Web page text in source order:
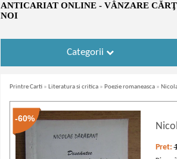
ANTICARIAT ONLINE - VÂNZARE
NOI
Categorii
Printre Carti » Literatura si critica » Poezie romaneasca »
-60%
Pret: